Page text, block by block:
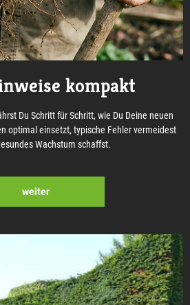
kompakt
Du Schritt für Schritt, wie Du Deine neuen
optimal einsetzt, typische Fehler vermeidest
Wachstum schaffst.
weiter